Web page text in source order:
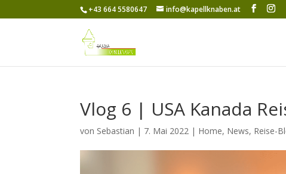
+43 664 5580647 info@kapellknaben.at
Vlog 6 | USA Kanada
von Sebastian | 7. Mai 2022 | Home, News, Reise-